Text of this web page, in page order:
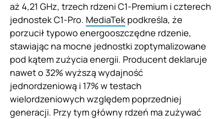
aż 4,21 GHz, trzech rdzeni C1-Premium i czterech
jednostek C1-Pro. MediaTek podkreśla, że
porzucił typowo energooszczędne rdzenie,
stawiając na mocne jednostki zoptymalizowane
pod kątem zużycia energii. Producent deklaruje
nawet o 32% wyższą wydajność
jednordzeniową i 17% w testach
wielordzeniowych względem poprzedniej
generacji. Przy tym główny rdzeń ma zużywać